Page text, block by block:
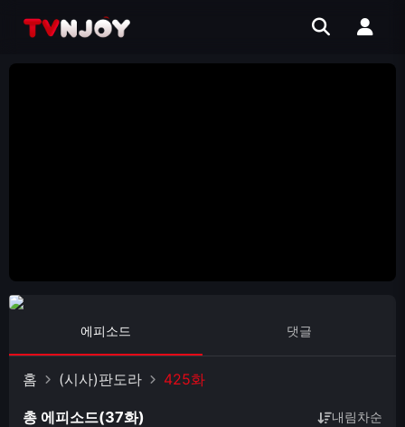
에피소드 댓글
홈 (시사)판도라 425화
총 에피소드(37화) 내림차순